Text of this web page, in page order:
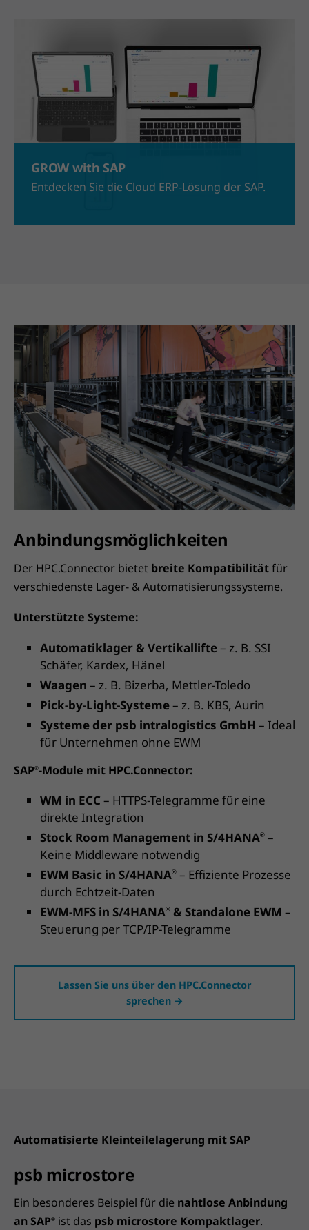
GROW with SAP
Entdecken Sie die Cloud ERP-Lösung der SAP.
Anbindungsmöglichkeiten
Der HPC.Connector bietet breite Kompatibilitätfür
verschiedenste Lager- & Automatisierungssysteme.
Unterstützte Systeme:
Automatiklager & Vertikallifte– z. B. SSI
Schäfer, Kardex, Hänel
Waagen – z. B. Bizerba, Mettler-Toledo
Pick-by-Light-Systeme– z. B. KBS, Aurin
Systeme der psb intralogistics GmbH – Ideal
für Unternehmen ohne EWM
SAP®-Module mit HPC.Connector:
WM in ECC – HTTPS-Telegramme für eine
direkte Integration
Stock Room Management in S/4HANA® –
Keine Middleware notwendig
EWM Basic in S/4HANA® – Effiziente Prozesse
durch Echtzeit-Daten
EWM-MFS in S/4HANA® & Standalone EWM –
Steuerung per TCP/IP-Telegramme
Lassen Sie uns über den HPC.Connector
sprechen →
Automatisierte Kleinteilelagerung mit SAP
psb microstore
Ein besonderes Beispiel für die nahtlose Anbindung
an SAP® ist das psb microstore Kompaktlager.